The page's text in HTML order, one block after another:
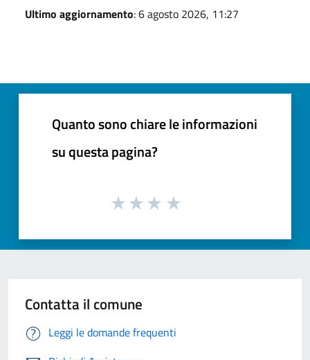
Ultimo aggiornamento: 6 agosto 2026, 11:27
Quanto sono chiare le informazioni
su questa pagina?
Contatta il comune
Leggi le domande frequenti